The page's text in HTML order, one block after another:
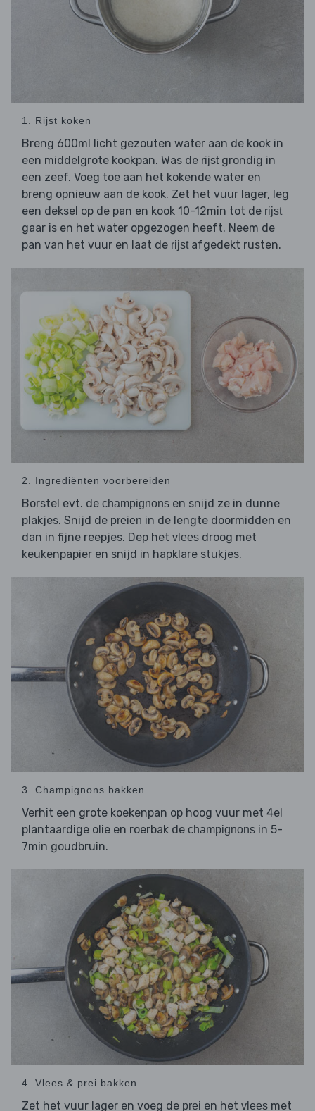
1. Rijst koken
Breng 600ml licht gezouten water aan de kook in
een middelgrote kookpan. Was de rijst grondig in
een zeef. Voeg toe aan het kokende water en
breng opnieuw aan de kook. Zet het vuur lager, leg
een deksel op de pan en kook 10-12min tot de rijst
gaar is en het water opgezogen heeft. Neem de
pan van het vuur en laat de rijst afgedekt rusten.
2. Ingrediënten voorbereiden
Borstel evt. de champignons en snijd ze in dunne
plakjes. Snijd de preien in de lengte doormidden en
dan in fijne reepjes. Dep het vlees droog met
keukenpapier en snijd in hapklare stukjes.
3. Champignons bakken
Verhit een grote koekenpan op hoog vuur met 4el
plantaardige olie en roerbak de champignons in 5-
7min goudbruin.
4. Vlees & prei bakken
Zet het vuur lager en voeg de prei en het vlees met